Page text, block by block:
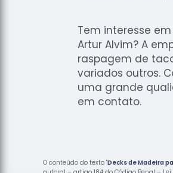
Tem interesse
Artur Alvim? A
raspagem de
variados outros.
uma grande
em contato.
O conteúdo do texto "Decks de Madeira